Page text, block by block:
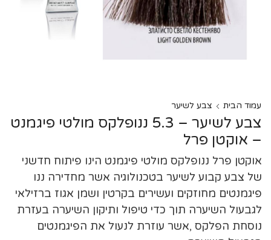
עמוד הבית צבע לשיער
צבע לשיער – 5.3 ננופלקס מולטי פיגמנט
– אוקטן פרל
אוקטן פרל ננופלקס מולטי פיגמנט הינו פיתוח חדשני
של צבע קבוע לשיער בטכנולוגיה אשר מחדירה ננו
פיגמנטים מחוזקים ועשירים בקרטין ושמן אגוז ברזילאי
לגבעול השיערה תוך כדי טיפול ותיקון השיערה בעזרת
נוסחת הפלקס ,אשר עוזרת לנעול את הפיגמנטים